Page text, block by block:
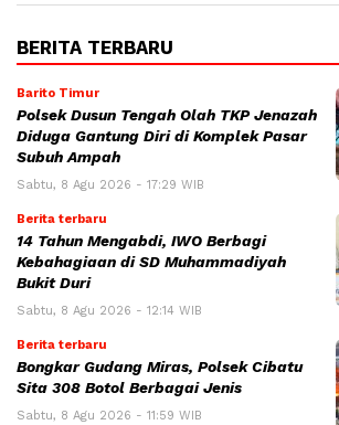
BERITA TERBARU
Barito Timur
Polsek Dusun Tengah Olah TKP Jenazah
Diduga Gantung Diri di Komplek Pasar
Subuh Ampah
Sabtu, 8 Agu 2026 - 17:29 WIB
Berita terbaru
14 Tahun Mengabdi, IWO Berbagi
Kebahagiaan di SD Muhammadiyah
Bukit Duri
Sabtu, 8 Agu 2026 - 12:14 WIB
Berita terbaru
Bongkar Gudang Miras, Polsek Cibatu
Sita 308 Botol Berbagai Jenis
Sabtu, 8 Agu 2026 - 11:59 WIB